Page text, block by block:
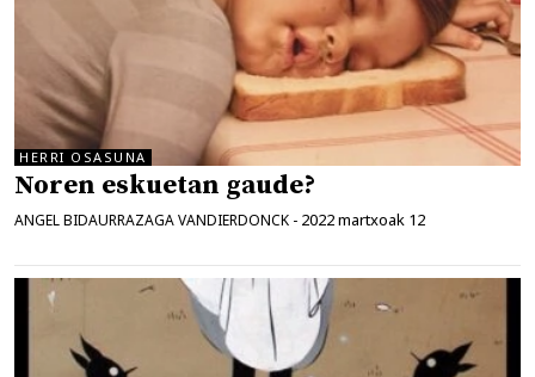
HERRI OSASUNA
Noren eskuetan gaude?
ANGEL BIDAURRAZAGA VANDIERDONCK - 2022 martxoak 12